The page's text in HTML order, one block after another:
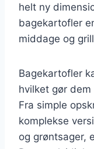
helt ny
bagekartofler
middage og
Bagekartofler
hvilket gør
Fra simple
komplekse
og grøntsager,